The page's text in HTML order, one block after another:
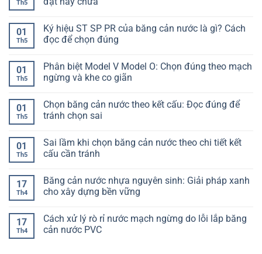
bị
mục
nước
thép:
Làm
sao
bị
lệch
khi
tông
ở
dài
băng
cản
gì?
Hiểu
đúng
không
lệch
Th5
bình
luận
ở
mối
hàn
băng
Cách
nhận
biết
chưa
01
Th5
Ký hiệu ST SP PR của băng cản nước là gì? Cách
đọc để chọn đúng
bình
luận
ở
ST
SP
PR
cản
nước
là
đọc
để
chọn
01
Th5
Phân biệt Model V Model O: Chọn đúng theo mạch
ngừng và khe co giãn
bình
luận
ở
Model
V
Model
đúng
theo
mạch
khe
co
giãn
01
Th5
Chọn băng cản nước theo kết cấu: Đọc đúng để
tránh chọn sai
bình
luận
ở
cản
nước
theo
Đọc
đúng
để
01
Th5
Sai lầm khi chọn băng cản nước theo chi tiết kết
cấu cần tránh
bình
luận
ở
khi
chọn
băng
17
Th4
Băng cản nước nhựa nguyên sinh: Giải pháp xanh
cho xây dựng bền vững
bình
luận
ở
17
Th4
Cách xử lý rò rỉ nước mạch ngừng do lỗi lắp băng
cản nước PVC